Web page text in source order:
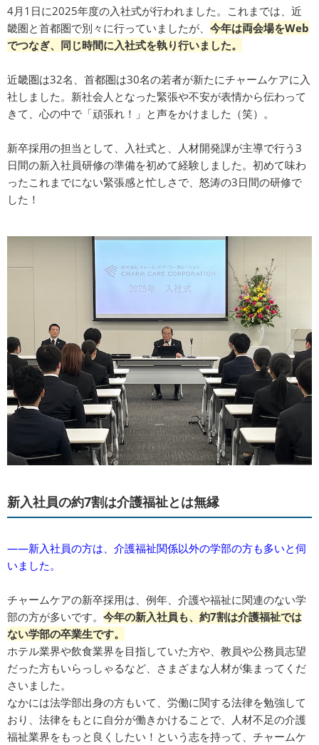
4月1日に2025年度の入社式が行われました。これまでは、近
畿圏と首都圏で別々に行っていましたが、 今年は両会場をWeb
でつなぎ、同じ時間に入社式を執り行いました。
近畿圏は32名、首都圏は30名の若者が新たにチャームケアに入
社しました。新社会人となった緊張や不安が表情から伝わって
きて、心の中で「頑張れ！」と声をかけました（笑）。
新卒採用の担当として、入社式と、人材開発課が主導で行う3
日間の新入社員研修の準備を初めて経験しました。初めて味わ
ったこれまでにない緊張感と忙しさで、怒涛の3日間の研修で
した！
新入社員の約7割は介護福祉とは無縁
――新入社員の方は、介護福祉関係以外の学部の方も多いと伺
いました。
チャームケアの新卒採用は、例年、介護や福祉に関連のない学
部の方が多いです。 今年の新入社員も、約7割は介護福祉では
ない学部の卒業生です。
ホテル業界や飲食業界を目指していた方や、教員や公務員志望
だった方もいらっしゃるなど、さまざまな人材が集まってくだ
さいました。
なかには法学部出身の方もいて、労働に関する法律を勉強して
おり、法律をもとに自分が働きかけることで、人材不足の介護
福祉業界をもっと良くしたい！という志を持って、チャームケ